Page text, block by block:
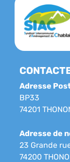
Adresse
BP33
74201
Adresse de
23 Grande
74200